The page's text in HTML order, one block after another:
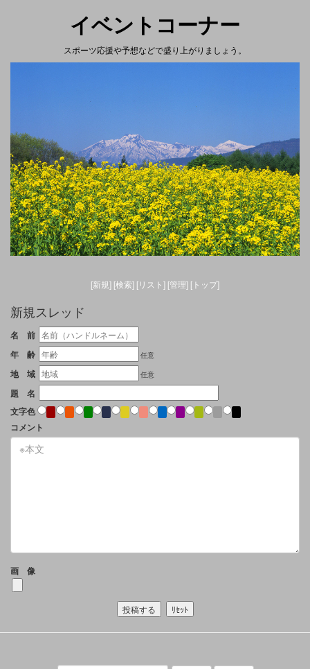
イベントコーナー
スポーツ応援や予想などで盛り上がりましょう。
[新規] [検索] [リスト] [管理] [トップ]
新規スレッド
名 前
年 齢
任意
地 域 任意
題 名
文字色
コメント
画 像